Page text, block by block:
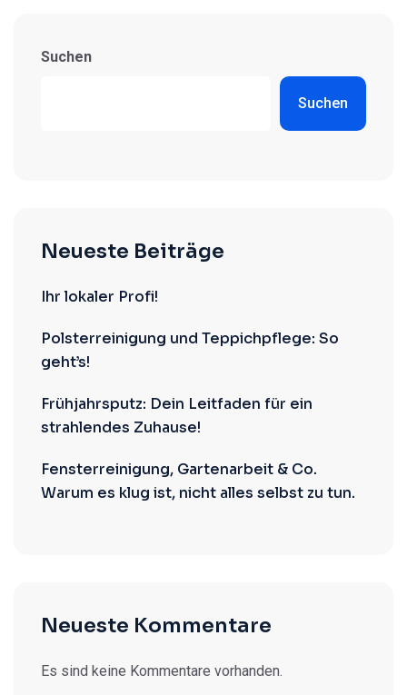
Suchen
Suchen
Neueste Beiträge
Ihr lokaler Profi!
Polsterreinigung und Teppichpflege: So
geht’s!
Frühjahrsputz: Dein Leitfaden für ein
strahlendes Zuhause!
Fensterreinigung, Gartenarbeit & Co.
Warum es klug ist, nicht alles selbst zu tun.
Neueste Kommentare
Es sind keine Kommentare vorhanden.